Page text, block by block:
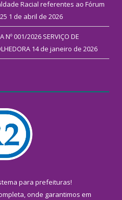
Racial referentes ao Fórum
1 de abril de 2026
Nº 001/2026 SERVIÇO DE
14 de janeiro de 2026
para prefeituras!
onde garantimos em